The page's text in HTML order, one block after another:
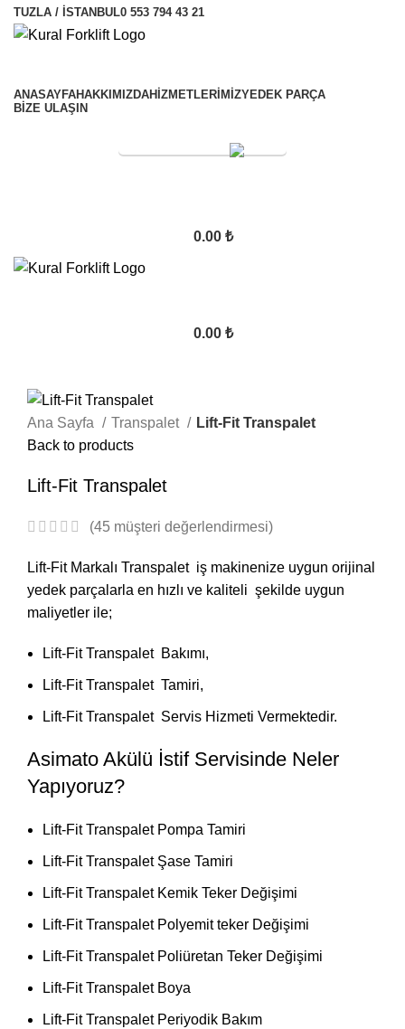
TUZLA / İSTANBUL0 553 794 43 21
ANASAYFAHAKKIMIZDAHİZMETLERİMİZYEDEK PARÇA
BİZE ULAŞIN
SERVİS TALEBİ
0.00 ₺
0.00 ₺
Ana Sayfa Transpalet
Lift-Fit Transpalet
Back to products
Lift-Fit Transpalet
(45 müşteri değerlendirmesi)
Lift-Fit Markalı Transpalet iş makinenize uygun orijinal
yedek parçalarla en hızlı ve kaliteli şekilde uygun
maliyetler ile;
Lift-Fit Transpalet Bakımı,
Lift-Fit Transpalet Tamiri,
Lift-Fit Transpalet Servis Hizmeti Vermektedir.
Asimato Akülü İstif Servisinde Neler
Yapıyoruz?
Lift-Fit Transpalet Pompa Tamiri
Lift-Fit Transpalet Şase Tamiri
Lift-Fit Transpalet Kemik Teker Değişimi
Lift-Fit Transpalet Polyemit teker Değişimi
Lift-Fit Transpalet Poliüretan Teker Değişimi
Lift-Fit Transpalet Boya
Lift-Fit Transpalet Periyodik Bakım